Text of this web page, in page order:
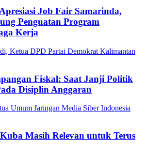
Job Fair Samarinda,
Penguatan Program
Kerja
Fiskal: Saat Janji Politik
Disiplin Anggaran
Masih Relevan untuk Terus